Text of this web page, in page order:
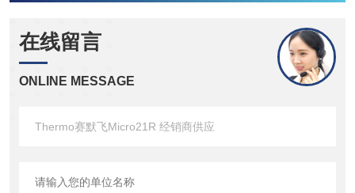
在线留言
ONLINE MESSAGE